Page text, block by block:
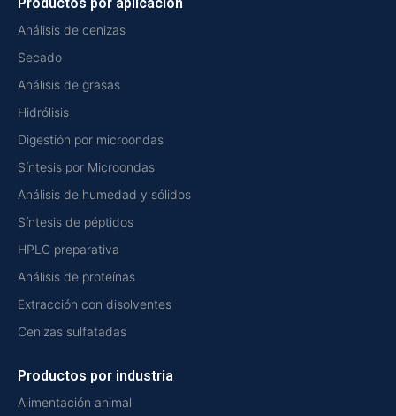
Análisis de cenizas
Secado
Análisis de grasas
Hidrólisis
Digestión por microondas
Síntesis por Microondas
Análisis de humedad y sólidos
Síntesis de péptidos
HPLC preparativa
Análisis de proteínas
Extracción con disolventes
Cenizas sulfatadas
Productos por industria
Alimentación animal